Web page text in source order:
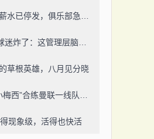
草根英雄，八月见分晓
现象级，活得也快活